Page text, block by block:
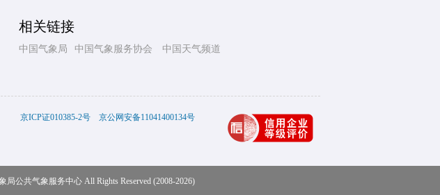
相关链接
中国气象局 中国气象服务协会 中国天气频道
京ICP证010385-2号 京公网安备11041400134号
局公共气象服务中心All Rights Reserved (2008-2026)